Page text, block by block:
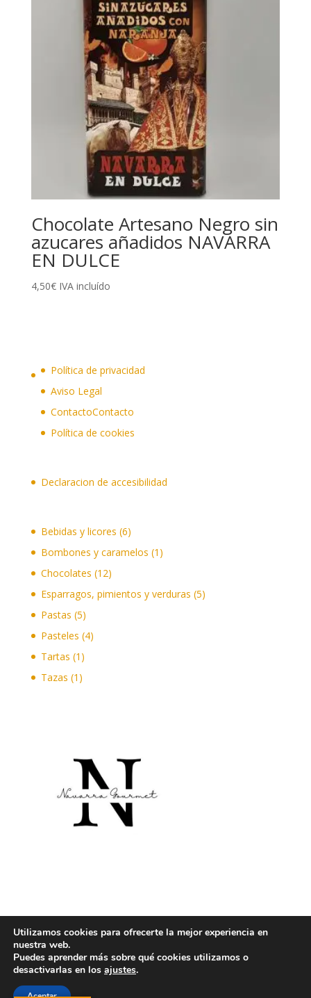
Chocolate Artesano Negro sin
azucares añadidos NAVARRA
EN DULCE
4,50€ IVA incluído
Política de privacidad
Aviso Legal
ContactoContacto
Política de cookies
Declaracion de accesibilidad
Bebidas y licores 66
productos
Bombones y caramelos 1 1
Chocolates 1212
productos
Esparragos, pimientos y verduras 55
Pastas 55
productos
Pasteles 44
Tartas 1 1
producto
Tazas 1 1
Utilizamos cookies para ofrecerte la mejor experiencia en
nuestra web.
Puedes aprender más sobre qué cookies utilizamos o
desactivarlas en los ajustes.